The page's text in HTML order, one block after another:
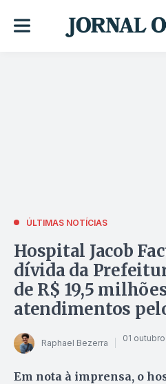
ÚLTIMAS NOTÍCIAS
Hospital Jacob
dívida da
de R$ 19,5
atendimentos
Raphael Bezerra 01
Em nota à imprensa, o